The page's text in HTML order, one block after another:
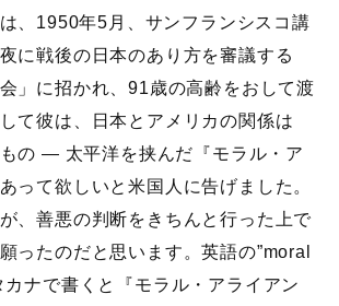
、1950年5月、サンフランシスコ講
に戦後の日本のあり方を審議する
会」に招かれ、91歳の高齢をおして渡
て彼は、日本とアメリカの関係は
もの ― 太平洋を挟んだ『モラル・ア
って欲しいと米国人に告げました。
、善悪の判断をきちんと行った上で
ったのだと思います。英語の”moral
ナで書くと『モラル・アライアン